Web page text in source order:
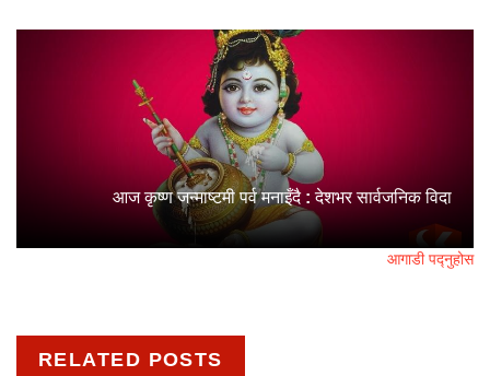
आज कृष्ण जन्माष्टमी पर्व मनाइँदै : देशभर सार्वजनिक विदा
आगाडी पद्नुहोस
RELATED POSTS